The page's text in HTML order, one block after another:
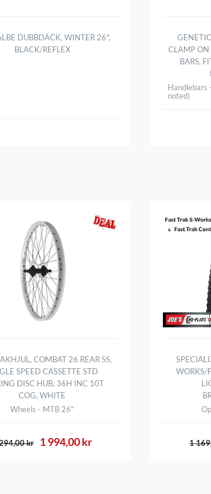
DUBBDÄCK, WINTER 26",
BLACK/REFLEX
CLAMP
BARS,
Handlebars
noted)
COMBAT 26 REAR SS,
SPEED CASSETTE STD
DISC HUB, 36H INC 10T
COG, WHITE
Wheels - MTB 26"
1 994,00 kr
kr
WORKS/
1